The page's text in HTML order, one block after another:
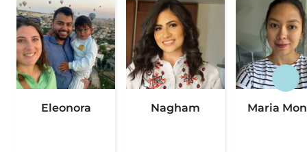
Eleonora Nagham Maria